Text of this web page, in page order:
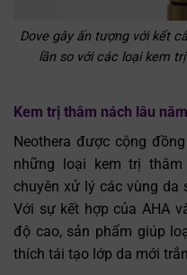
Dove gây ấn tượng với kết
lần so với các loại kem
Kem trị thâm nách lâu
Neothera được cộng
những loại kem trị
chuyên xử lý các vùng da
Với sự kết hợp của AHA
độ cao, sản phẩm giúp
thích tái tạo lớp da mới